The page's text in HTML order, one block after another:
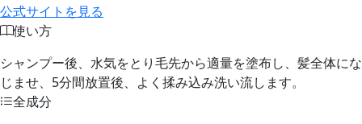
公式サイトを見る
使い方
シャンプー後、水気をとり毛先から適量を塗布し、髪全体にな
じませ、5分間放置後、よく揉み込み洗い流します。
全成分